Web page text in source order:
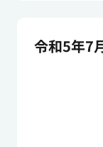
令和5年7